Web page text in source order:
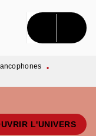
•
L'UNIVERS